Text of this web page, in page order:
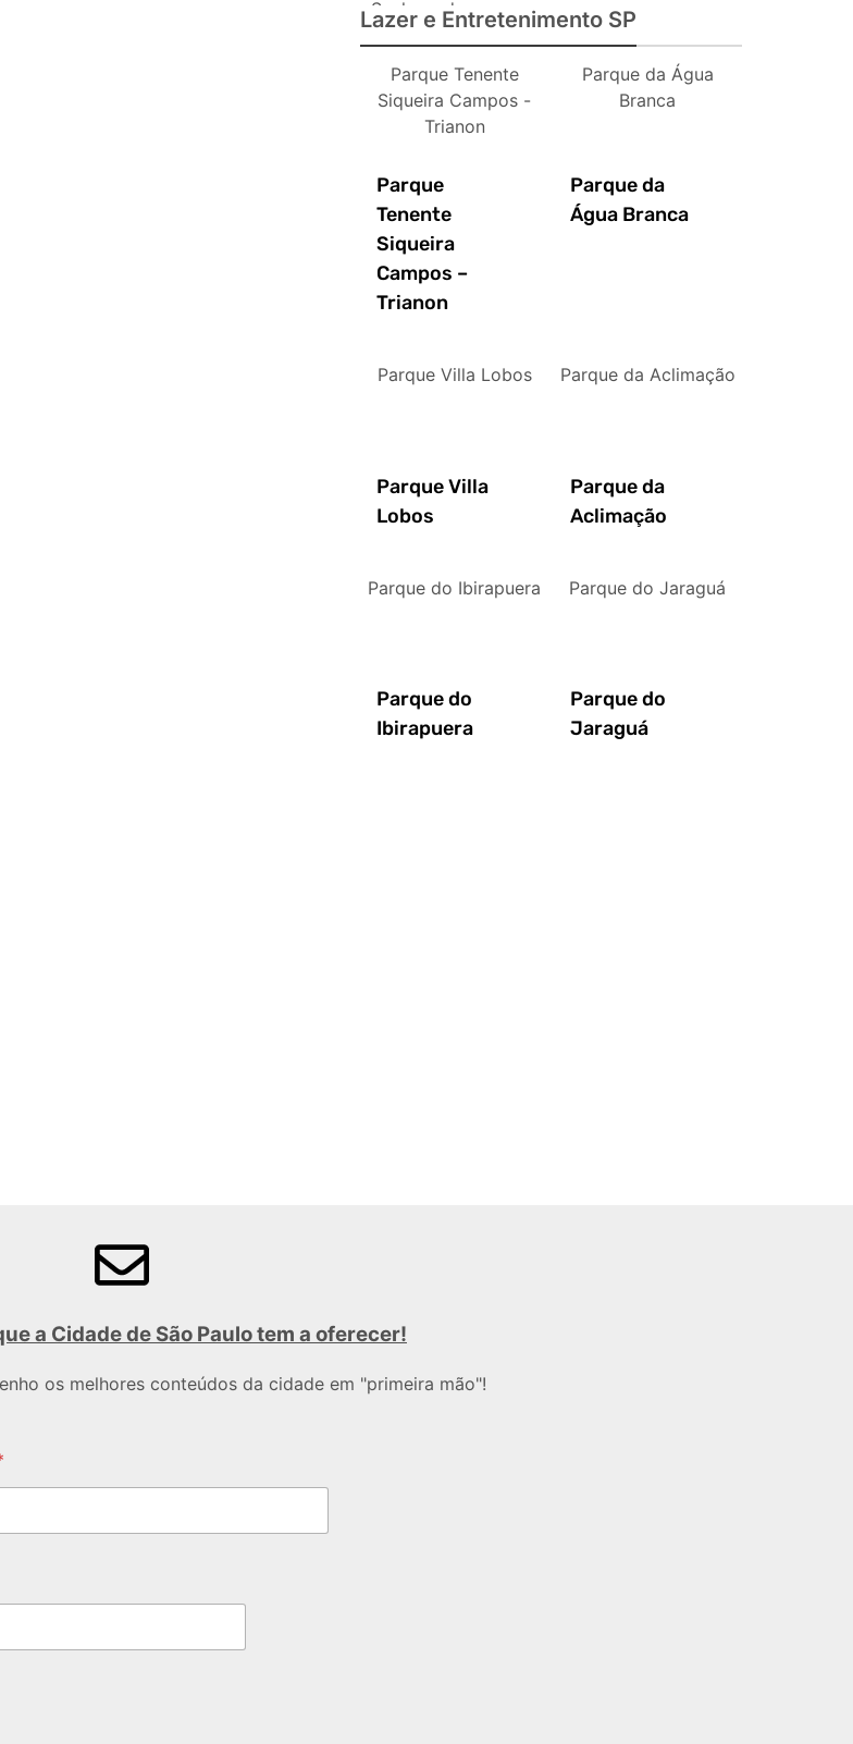
Senhora da
Casaluce
Lazer e Entretenimento SP
Parque Tenente
Siqueira Campos -
Trianon
Parque
Tenente
Siqueira
Campos –
Trianon
Parque da Água
Branca
Parque da
Água Branca
Parque Villa Lobos
Parque Villa
Lobos
Parque da Aclimação
Parque da
Aclimação
Parque do Ibirapuera
Parque do
Ibirapuera
Parque do Jaraguá
Parque do
Jaraguá
a Cidade de São Paulo tem a oferecer!
os melhores conteúdos da cidade em "primeira mão"!